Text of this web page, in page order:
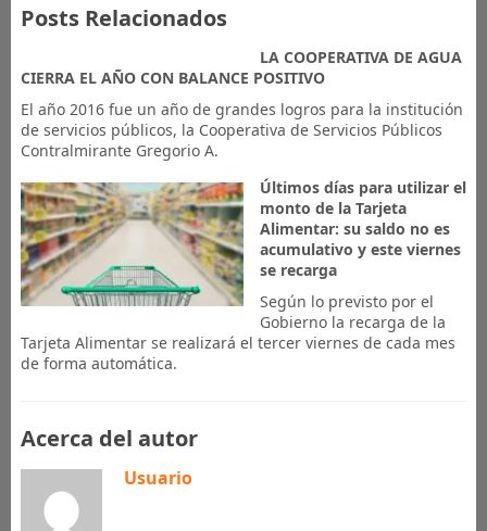
Posts Relacionados
LA COOPERATIVA DE AGUA
CIERRA EL AÑO CON BALANCE POSITIVO
El año 2016 fue un año de grandes logros para la institución
de servicios públicos, la Cooperativa de Servicios Públicos
Contralmirante Gregorio A.
Últimos días para utilizar el
monto de la Tarjeta
Alimentar: su saldo no es
acumulativo y este viernes
se recarga
Según lo previsto por el
Gobierno la recarga de la
Tarjeta Alimentar se realizará el tercer viernes de cada mes
de forma automática.
Acerca del autor
Usuario